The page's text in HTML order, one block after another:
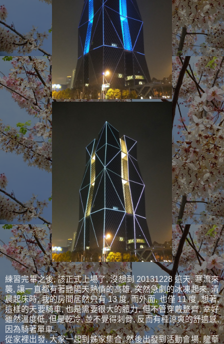
練習完畢之後, 該正式上場了, 沒想到 20131228 這天, 寒流來
襲, 讓一直都有著艷陽天熱情的高雄, 突然急劇的冰凍起來, 清
晨起床時, 我的房間居然只有 13 度, 而外面, 也僅 11 度, 想著,
這樣的天要騎車, 也是需要很大的體力, 但不管穿戴整齊, 幸好
雖然溫度低, 但是乾冷, 並不覺得刺骨, 反而有種涼爽的舒適感,
因為騎著單車..
從家裡出發, 大家一起到姊家集合, 然後出發到活動會場, 龍華